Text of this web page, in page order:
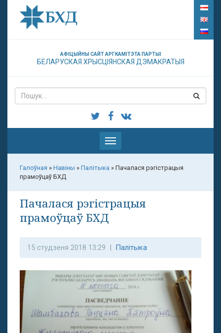
АФІЦЫЙНЫ САЙТ АРГКАМІТЭТА ПАРТЫІ
БЕЛАРУСКАЯ ХРЫСЦІЯНСКАЯ ДЭМАКРАТЫЯ
Паказаць
меню
Галоўная » Навіны » Палітыка » Пачалася рэгістрацыя
прамоўцаў БХД
Пачалася рэгістрацыя
прамоўцаў БХД
15 студзеня 2018 13:29 | Палітыка